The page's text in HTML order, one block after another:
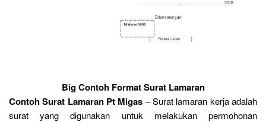
Big Contoh Format Surat Lamaran
Contoh Surat Lamaran Pt Migas – Surat lamaran kerja adalah
surat yang digunakan untuk melakukan permohonan